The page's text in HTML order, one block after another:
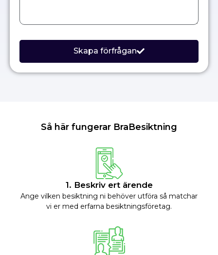
Skapa förfrågan
Så här fungerar BraBesiktning
1. Beskriv ert ärende
Ange vilken besiktning ni behöver utföra så matchar
vi er med erfarna besiktningsföretag.